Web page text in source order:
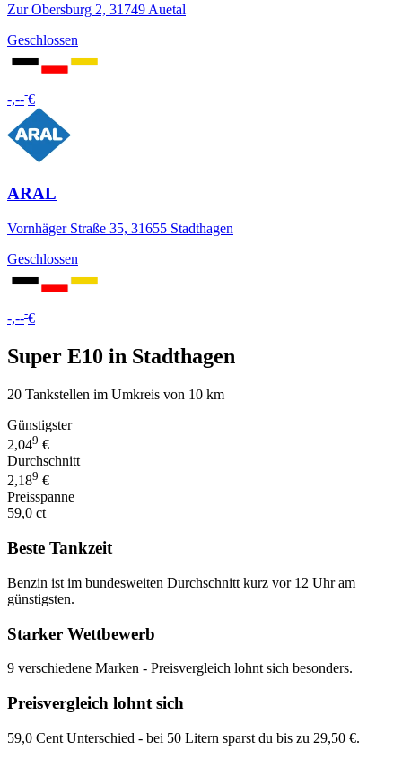
Zur Obersburg 2, 31749 Auetal
Geschlossen
-,---€
ARAL
Vornhäger Straße 35, 31655 Stadthagen
Geschlossen
-,---€
Super E10 in Stadthagen
20 Tankstellen im Umkreis von 10 km
Günstigster
2,049 €
Durchschnitt
2,189 €
Preisspanne
59,0 ct
Beste Tankzeit
Benzin ist im bundesweiten Durchschnitt kurz vor 12 Uhr am
günstigsten.
Starker Wettbewerb
9 verschiedene Marken - Preisvergleich lohnt sich besonders.
Preisvergleich lohnt sich
59,0 Cent Unterschied - bei 50 Litern sparst du bis zu 29,50 €.